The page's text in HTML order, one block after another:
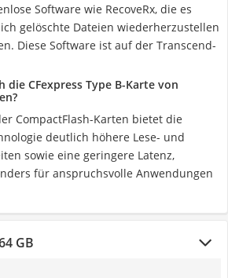
Software wie RecoveRx, die es
gelöschte Dateien wiederherzustellen
Diese Software ist auf der Transcend-
die CFexpress Type B-Karte von
CompactFlash-Karten bietet die
deutlich höhere Lese- und
sowie eine geringere Latenz,
für anspruchsvolle Anwendungen
GB